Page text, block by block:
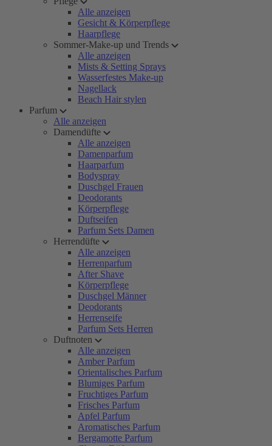
Alle anzeigen
Gesicht & Körperpflege
Haarpflege
Sommer-Make-up und Trends
Alle anzeigen
Mists & Setting Sprays
Wasserfestes Make-up
Nagellack
Beach Hair stylen
Parfum
Alle anzeigen
Damendüfte
Alle anzeigen
Damenparfum
Haarparfum
Bodyspray
Duschgel Frauen
Deodorants
Körperpflege
Duftseifen
Parfum Sets Damen
Herrendüfte
Alle anzeigen
Herrenparfum
After Shave
Körperpflege
Duschgel Männer
Deodorants
Herrenseife
Parfum Sets Herren
Duftnoten
Alle anzeigen
Amber Parfum
Orientalisches Parfum
Blumiges Parfum
Fruchtiges Parfum
Frisches Parfum
Apfel Parfum
Aromatisches Parfum
Bergamotte Parfum